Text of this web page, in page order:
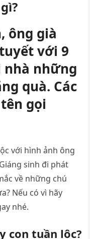
ông già
với 9
nhà những
quà. Các
gọi
với hình ảnh ông
sinh đi phát
về những chú
Nếu có vì hãy
nhé.
con tuần lộc?